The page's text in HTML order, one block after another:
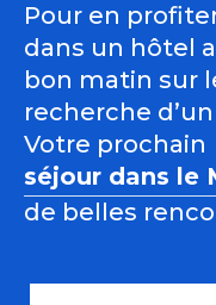
Pour en
dans un hôtel
bon matin sur
recherche
Votre prochain
séjour dans le
de belles